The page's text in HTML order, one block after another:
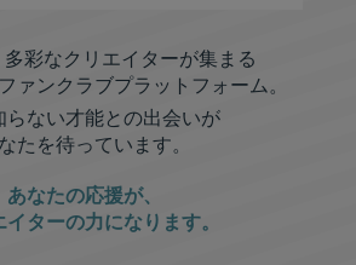
多彩なクリエイターが集まる
ァンクラブプラットフォーム。
らない才能との出会いが
たを待っています。
あなたの応援が、
イターの力になります。